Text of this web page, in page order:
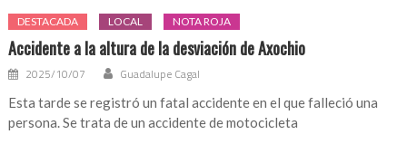
DESTACADA LOCAL NOTA ROJA
Accidente a la altura de la desviación de Axochio
2025/10/07 Guadalupe Cagal
Esta tarde se registró un fatal accidente en el que falleció una
persona. Se trata de un accidente de motocicleta